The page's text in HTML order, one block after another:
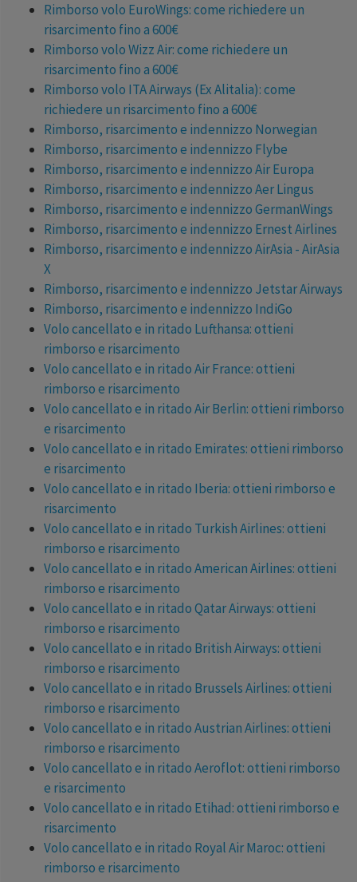
Rimborso volo EuroWings: come richiedere un
risarcimento fino a 600€
Rimborso volo Wizz Air: come richiedere un
risarcimento fino a 600€
Rimborso volo ITA Airways (Ex Alitalia): come
richiedere un risarcimento fino a 600€
Rimborso, risarcimento e indennizzo Norwegian
Rimborso, risarcimento e indennizzo Flybe
Rimborso, risarcimento e indennizzo Air Europa
Rimborso, risarcimento e indennizzo Aer Lingus
Rimborso, risarcimento e indennizzo GermanWings
Rimborso, risarcimento e indennizzo Ernest Airlines
Rimborso, risarcimento e indennizzo AirAsia - AirAsia
X
Rimborso, risarcimento e indennizzo Jetstar Airways
Rimborso, risarcimento e indennizzo IndiGo
Volo cancellato e in ritado Lufthansa: ottieni
rimborso e risarcimento
Volo cancellato e in ritado Air France: ottieni
rimborso e risarcimento
Volo cancellato e in ritado Air Berlin: ottieni rimborso
e risarcimento
Volo cancellato e in ritado Emirates: ottieni rimborso
e risarcimento
Volo cancellato e in ritado Iberia: ottieni rimborso e
risarcimento
Volo cancellato e in ritado Turkish Airlines: ottieni
rimborso e risarcimento
Volo cancellato e in ritado American Airlines: ottieni
rimborso e risarcimento
Volo cancellato e in ritado Qatar Airways: ottieni
rimborso e risarcimento
Volo cancellato e in ritado British Airways: ottieni
rimborso e risarcimento
Volo cancellato e in ritado Brussels Airlines: ottieni
rimborso e risarcimento
Volo cancellato e in ritado Austrian Airlines: ottieni
rimborso e risarcimento
Volo cancellato e in ritado Aeroflot: ottieni rimborso
e risarcimento
Volo cancellato e in ritado Etihad: ottieni rimborso e
risarcimento
Volo cancellato e in ritado Royal Air Maroc: ottieni
rimborso e risarcimento